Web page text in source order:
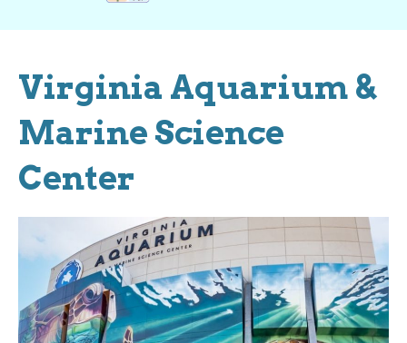
Virginia Aquarium &
Marine Science
Center